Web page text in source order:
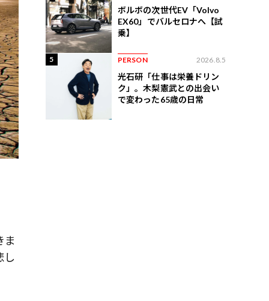
ま
し
ボルボの次世代EV「Volvo
EX60」でバルセロナへ【試
乗】
5 PERSON 2026.8.5
光石研「仕事は栄養ドリン
ク」。木梨憲武との出会い
で変わった65歳の日常